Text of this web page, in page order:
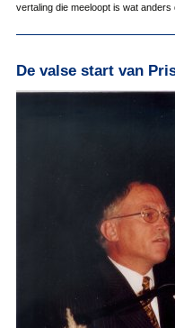
vertaling die meeloopt is wat anders
De valse start van